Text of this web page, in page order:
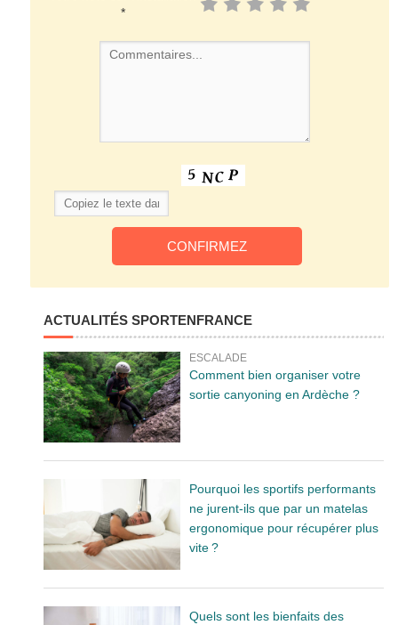
*
ACTUALITÉS SPORTENFRANCE
ESCALADE
Comment bien organiser votre
sortie canyoning en Ardèche ?
Pourquoi les sportifs performants
ne jurent-ils que par un matelas
ergonomique pour récupérer plus
vite ?
Quels sont les bienfaits des